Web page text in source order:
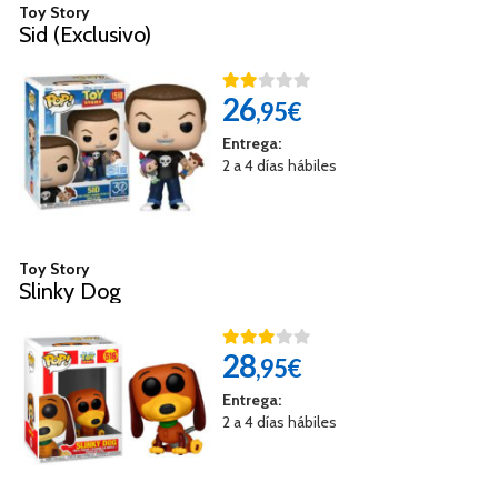
Toy Story
Sid (Exclusivo)
26,95€
Entrega:
2 a 4 días hábiles
Toy Story
Slinky Dog
28,95€
Entrega:
2 a 4 días hábiles